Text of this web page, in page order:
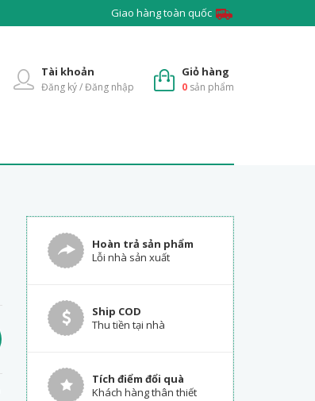
Giao hàng toàn quốc
Giỏ hàng
0 sản phẩm
Tài khoản
Đăng ký / Đăng nhập
Hoàn trả sản phẩm
Lỗi nhà sản xuất
Ship COD
Thu tiền tại nhà
Tích điểm đổi quà
Khách hàng thân thiết